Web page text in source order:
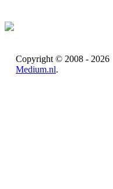
Copyright © 2008 - 2026
Medium.nl.